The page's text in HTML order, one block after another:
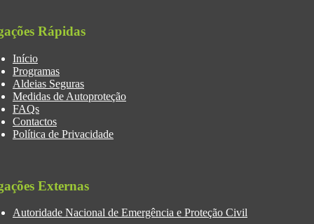
Rápidas
Início
Programas
Aldeias Seguras
Medidas de Autoproteção
FAQs
Contactos
Política de Privacidade
Externas
Autoridade Nacional de Emergência e Proteção Civil